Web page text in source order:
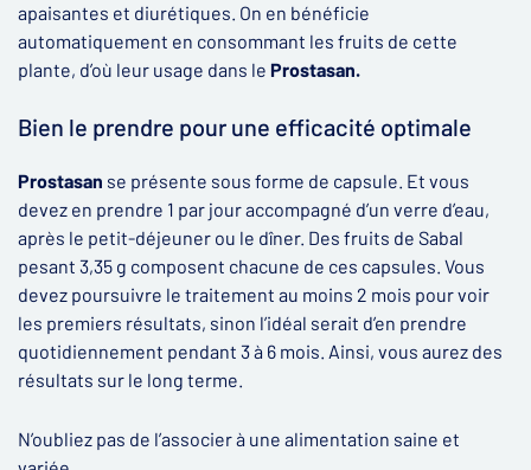
apaisantes et diurétiques. On en bénéficie
automatiquement en consommant les fruits de cette
plante, d’où leur usage dans le Prostasan.
Bien le prendre pour une efficacité optimale
Prostasan se présente sous forme de capsule. Et vous
devez en prendre 1 par jour accompagné d’un verre d’eau,
après le petit-déjeuner ou le dîner. Des fruits de Sabal
pesant 3,35 g composent chacune de ces capsules. Vous
devez poursuivre le traitement au moins 2 mois pour voir
les premiers résultats, sinon l’idéal serait d’en prendre
quotidiennement pendant 3 à 6 mois. Ainsi, vous aurez des
résultats sur le long terme.
N’oubliez pas de l’associer à une alimentation saine et